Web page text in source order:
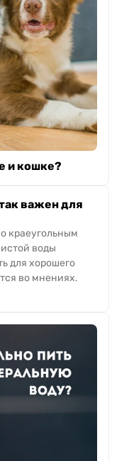
и кошке?
важен для
краеугольным
воды
для хорошего
во мнениях.